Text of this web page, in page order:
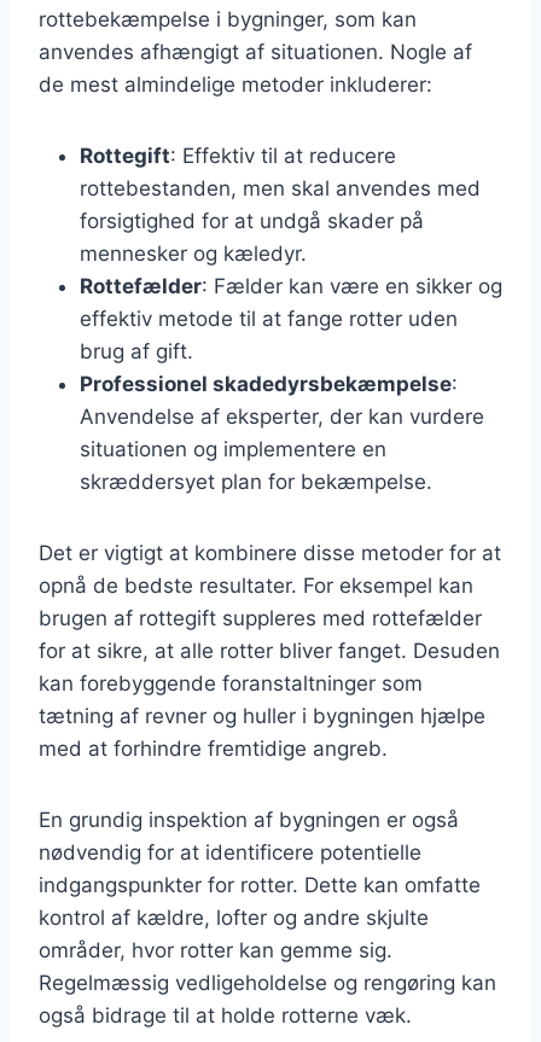
rottebekæmpelse i bygninger, som kan
anvendes afhængigt af situationen. Nogle af
de mest almindelige metoder inkluderer:
Rottegift: Effektiv til at reducere
rottebestanden, men skal anvendes med
forsigtighed for at undgå skader på
mennesker og kæledyr.
Rottefælder: Fælder kan være en sikker og
effektiv metode til at fange rotter uden
brug af gift.
Professionel skadedyrsbekæmpelse:
Anvendelse af eksperter, der kan vurdere
situationen og implementere en
skræddersyet plan for bekæmpelse.
Det er vigtigt at kombinere disse metoder for at
opnå de bedste resultater. For eksempel kan
brugen af rottegift suppleres med rottefælder
for at sikre, at alle rotter bliver fanget. Desuden
kan forebyggende foranstaltninger som
tætning af revner og huller i bygningen hjælpe
med at forhindre fremtidige angreb.
En grundig inspektion af bygningen er også
nødvendig for at identificere potentielle
indgangspunkter for rotter. Dette kan omfatte
kontrol af kældre, lofter og andre skjulte
områder, hvor rotter kan gemme sig.
Regelmæssig vedligeholdelse og rengøring kan
også bidrage til at holde rotterne væk.